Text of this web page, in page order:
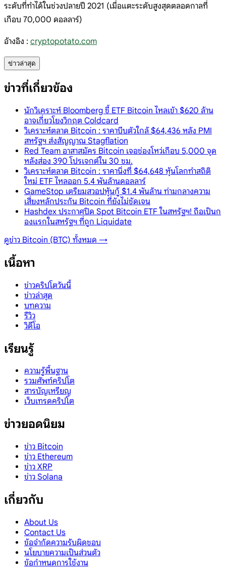
ระดับที่ทำได้ในช่วงปลายปี 2021 (เมื่อแตะระดับสูงสุดตลอดกาลที่
เกือบ 70,000 ดอลลาร์)
อ้างอิง : cryptopotato.com
ข่าวล่าสุด
ข่าวที่เกี่ยวข้อง
นักวิเคราะห์ Bloomberg ชี้ ETF Bitcoin ไหลเข้า $620 ล้าน
อาจเกี่ยวโยงวิกฤต Coldcard
วิเคราะห์ตลาด Bitcoin : ราคาบีบตัวใกล้ $64,436 หลัง PMI
สหรัฐฯ ส่งสัญญาณ Stagflation
Red Team อาสาสมัคร Bitcoin เจอช่องโหว่เกือบ 5,000 จุด
หลังส่อง 390 โปรเจกต์ใน 30 ชม.
วิเคราะห์ตลาด Bitcoin : ราคานิ่งที่ $64,648 หุ้นโลกทำสถิติ
ใหม่ ETF ไหลออก 5.4 พันล้านดอลลาร์
GameStop เตรียมสวอปหุ้นกู้ $1.4 พันล้าน ท่ามกลางความ
เสี่ยงหลักประกัน Bitcoin ที่ยังไม่ชัดเจน
Hashdex ประกาศปิด Spot Bitcoin ETF ในสหรัฐฯ! ถือเป็นก
องแรกในสหรัฐฯ ที่ถูก Liquidate
ดูข่าว Bitcoin (BTC) ทั้งหมด →
เนื้อหา
ข่าวคริปโตวันนี้
ข่าวล่าสุด
บทความ
รีวิว
วิดีโอ
เรียนรู้
ความรู้พื้นฐาน
รวมศัพท์คริปโต
สารบัญเหรียญ
เว็บเทรดคริปโต
ข่าวยอดนิยม
ข่าว Bitcoin
ข่าว Ethereum
ข่าว XRP
ข่าว Solana
เกี่ยวกับ
About Us
Contact Us
ข้อจำกัดความรับผิดชอบ
นโยบายความเป็นส่วนตัว
ข้อกำหนดการใช้งาน